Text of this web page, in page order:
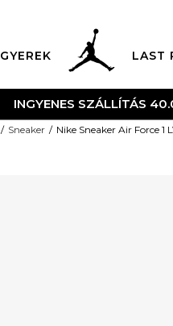
GYEREK LAST
INGYENES SZÁLLÍTÁS
Sneaker Nike Sneaker Air Force 1